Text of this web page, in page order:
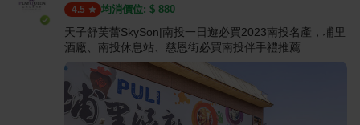
4.5 均消價位: $ 880
天子舒芙蕾SkySon|南投一日遊必買2023南投名產，埔里
酒廠、南投休息站、慈恩街必買南投伴手禮推薦